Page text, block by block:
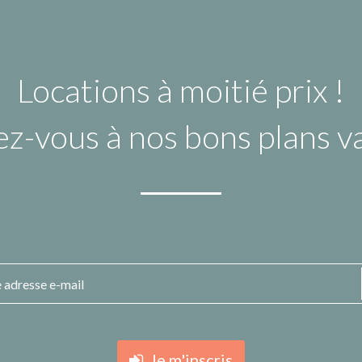
Locations à moitié prix !
vous à nos bons plans